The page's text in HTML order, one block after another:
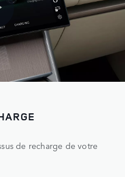
de recharge de votre